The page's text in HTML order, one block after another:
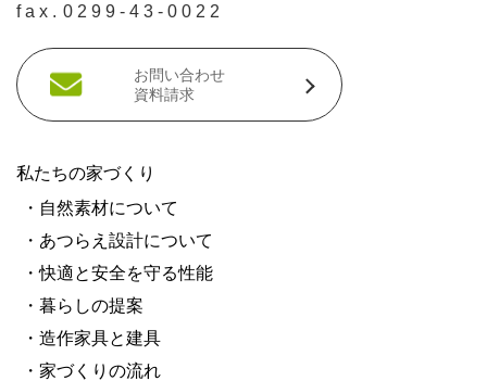
fax. 0299-43-0022
お問い合わせ
資料請求
私たちの家づくり
・自然素材について
・あつらえ設計について
・快適と安全を守る性能
・暮らしの提案
・造作家具と建具
・家づくりの流れ